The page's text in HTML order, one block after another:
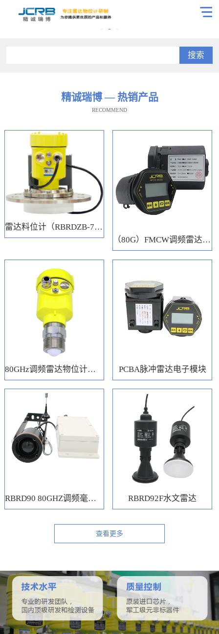
搜索
精诚瑞博 — 热销产品
RECOMMEND
雷达料位计（RBRDZB-71-6-C）
（80G）FMCW调频雷达电子模块
80GHz调频雷达物位计（RBRD71） PCBA脉冲雷达电子模块
RBRD90 80GHZ调频毫米波水位计 RBRD92F水文雷达
查看更多